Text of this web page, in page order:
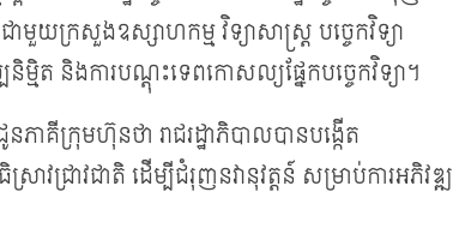
ក្រសួងឧស្សាហកម្ម វិទ្យាសាស្ត្រ បច្ចេកវិទ្យា
និម្មិត និងការបណ្តុះទេពកោសល្យផ្នែកបច្ចេកវិទ្យា។
ភាគីក្រុមហ៊ុនថា រាជរដ្ឋាភិបាលបានបង្កើត
វជ្រាវជាតិ ដើម្បីជំរុញនវានុវត្តន៍ សម្រាប់ការអភិវឌ្ឍ